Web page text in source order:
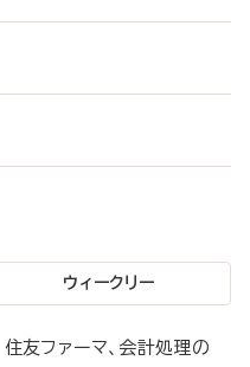
ウィークリー
友ファーマ、会計処理の